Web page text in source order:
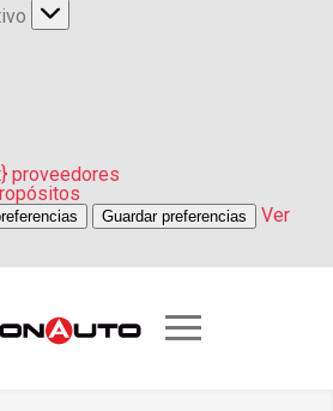
proveedores
Guardar preferencias
Ver